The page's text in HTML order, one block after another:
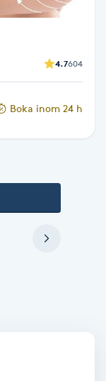
4.7604
Boka inom 24 h